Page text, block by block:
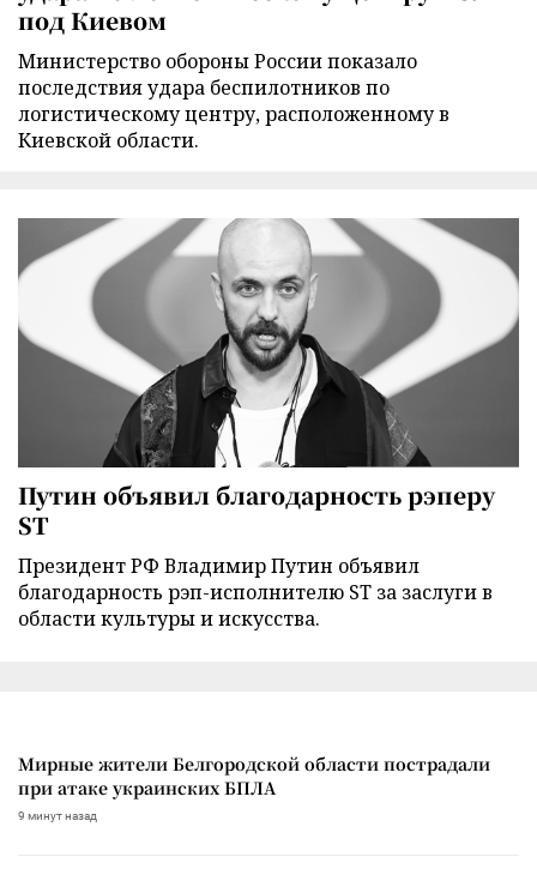
под Киевом
Министерство обороны России показало
последствия удара беспилотников по
логистическому центру, расположенному в
Киевской области.
Путин объявил благодарность рэперу
ST
Президент РФ Владимир Путин объявил
благодарность рэп-исполнителю ST за заслуги в
области культуры и искусства.
Мирные жители Белгородской области пострадали
при атаке украинских БПЛА
9 минут назад